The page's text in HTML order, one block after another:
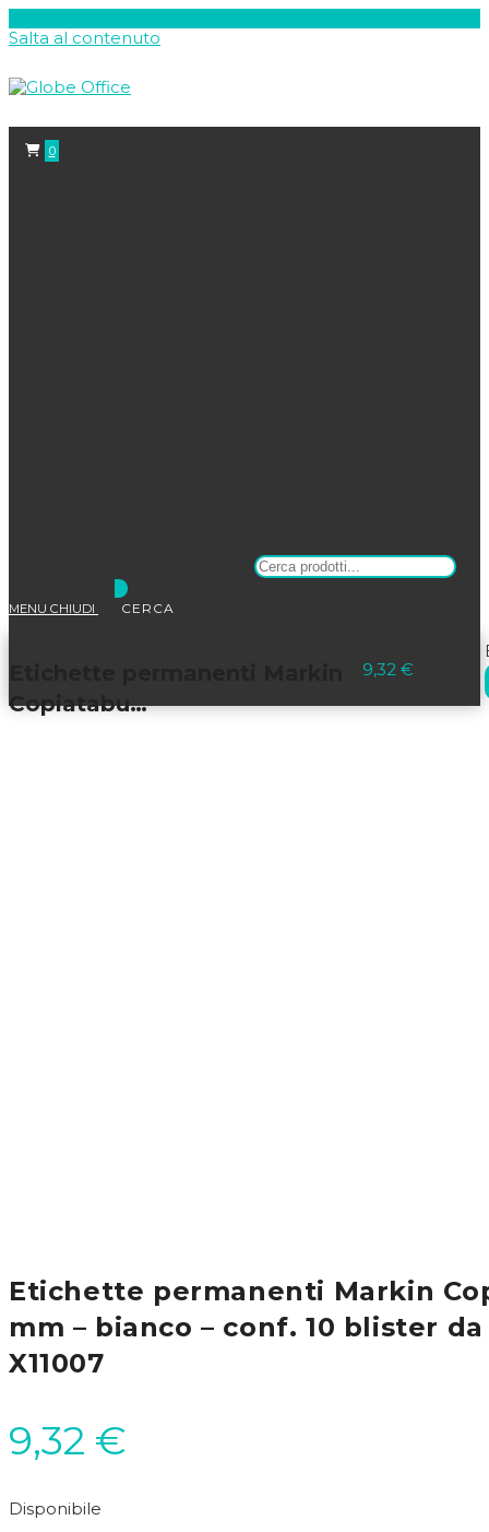
Salta al contenuto
0
MENU CHIUDI
Copiatabu…
9,32 €
Etichette permanenti Markin
mm – bianco – conf. 10 blister da
X11007
9,32 €
Disponibile